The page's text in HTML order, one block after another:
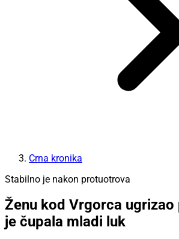
Crna kronika
Stabilno je nakon protuotrova
Ženu kod Vrgorca
je čupala mladi luk